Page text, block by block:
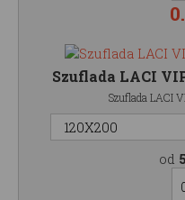
Szuflada LACI
Szuflada LACI
od